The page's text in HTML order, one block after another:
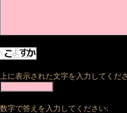
上に表示された文字を入力してくだ
数字で答えを入力してください: